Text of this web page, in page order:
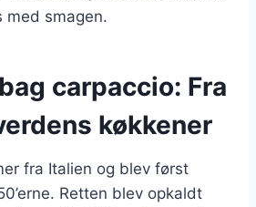
med smagen.
carpaccio: Fra
køkkener
fra Italien og blev først
Retten blev opkaldt